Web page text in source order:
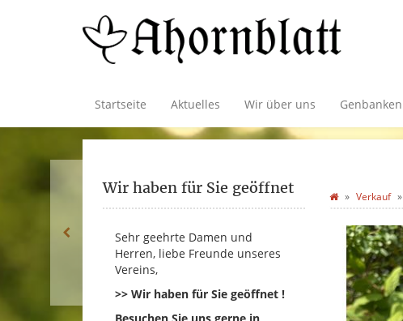
Startseite Aktuelles Wir über uns Genbanken
Verkauf
Wir haben für Sie geöffnet
Sehr geehrte Damen und
Herren, liebe Freunde unseres
Vereins,
>> Wir haben für Sie geöffnet !